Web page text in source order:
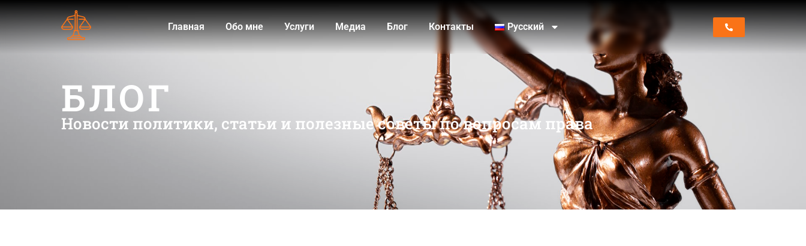
Главная Обо мне Услуги Медиа Блог Контакты Русский
БЛОГ
Новости политики, статьи и полезные советы по вопросам права